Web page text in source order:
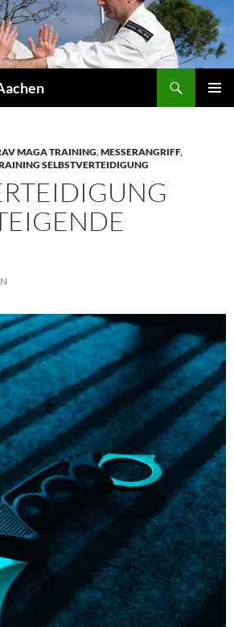
MAGA TRAINING,MESSERANGRIFF,
SELBSTVERTEIDIGUNG